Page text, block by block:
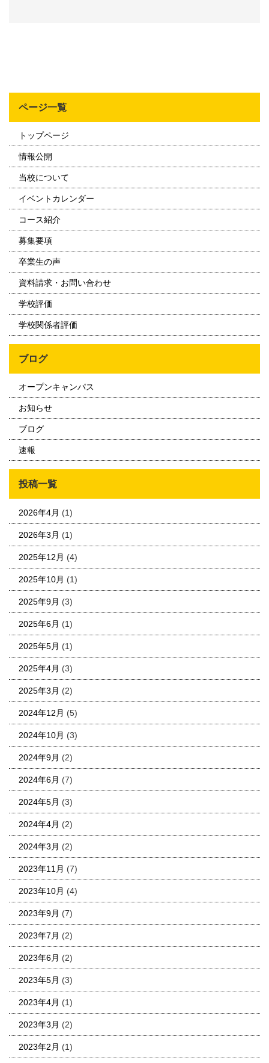
ページ一覧
トップページ
情報公開
当校について
イベントカレンダー
コース紹介
募集要項
卒業生の声
資料請求・お問い合わせ
学校評価
学校関係者評価
ブログ
オープンキャンパス
お知らせ
ブログ
速報
投稿一覧
2026年4月 (1)
2026年3月 (1)
2025年12月 (4)
2025年10月 (1)
2025年9月 (3)
2025年6月 (1)
2025年5月 (1)
2025年4月 (3)
2025年3月 (2)
2024年12月 (5)
2024年10月 (3)
2024年9月 (2)
2024年6月 (7)
2024年5月 (3)
2024年4月 (2)
2024年3月 (2)
2023年11月 (7)
2023年10月 (4)
2023年9月 (7)
2023年7月 (2)
2023年6月 (2)
2023年5月 (3)
2023年4月 (1)
2023年3月 (2)
2023年2月 (1)